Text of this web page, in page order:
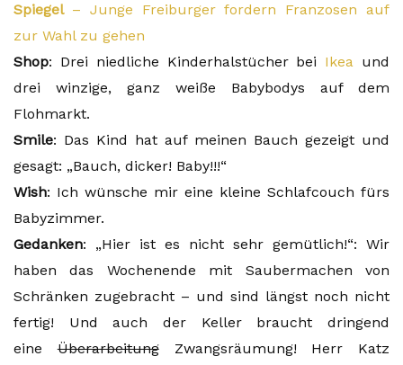
Spiegel – Junge Freiburger fordern Franzosen auf
zur Wahl zu gehen
Shop: Drei niedliche Kinderhalstücher bei Ikea und
drei winzige, ganz weiße Babybodys auf dem
Flohmarkt.
Smile: Das Kind hat auf meinen Bauch gezeigt und
gesagt: „Bauch, dicker! Baby!!!“
Wish: Ich wünsche mir eine kleine Schlafcouch fürs
Babyzimmer.
Gedanken: „Hier ist es nicht sehr gemütlich!“: Wir
haben das Wochenende mit Saubermachen von
Schränken zugebracht – und sind längst noch nicht
fertig! Und auch der Keller braucht dringend
eineÜberarbeitungZwangsräumung! Herr Katz